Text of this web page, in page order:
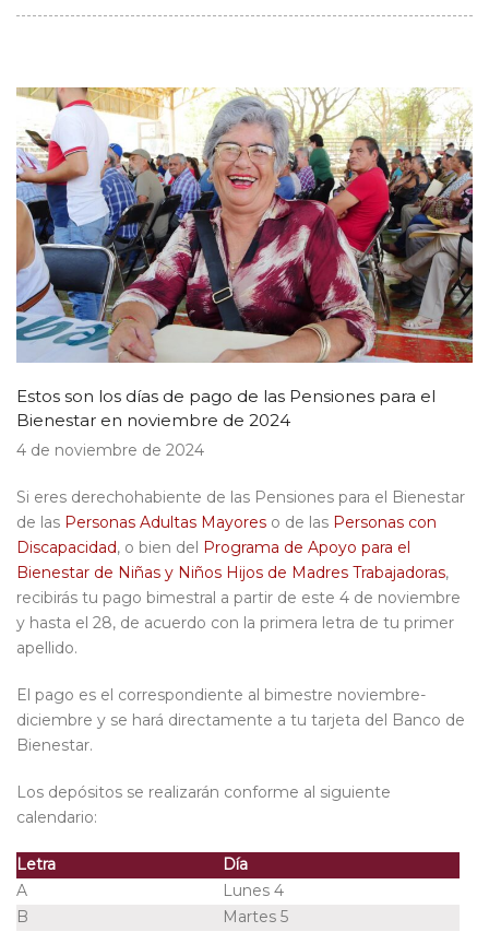
Estos son los días de pago de las Pensiones para el
Bienestar en noviembre de 2024
4 de noviembre de 2024
Si eres derechohabiente de las Pensiones para el Bienestar
de las Personas Adultas Mayores o de las Personas con
Discapacidad, o bien del
Programa de Apoyo para el
Bienestar de Niñas y Niños Hijos de Madres Trabajadoras,
recibirás tu pago bimestral a partir de este 4 de noviembre
y hasta el 28, de acuerdo con la primera letra de tu primer
apellido.
El pago es el correspondiente al bimestre noviembre-
diciembre y se hará directamente a tu tarjeta del Banco de
Bienestar.
Los depósitos se realizarán conforme al siguiente
calendario:
Letra
Día
A
Lunes 4
B
Martes 5